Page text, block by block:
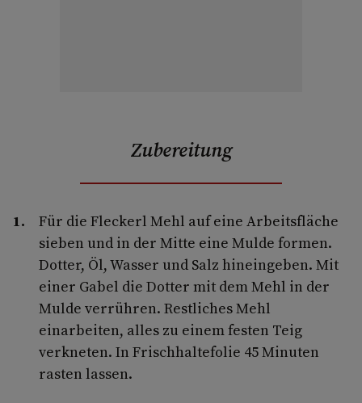
Zubereitung
Für die Fleckerl Mehl auf eine Arbeitsfläche
sieben und in der Mitte eine Mulde formen.
Dotter, Öl, Wasser und Salz hinein­geben. Mit
einer Gabel die Dotter mit dem Mehl in der
Mulde verrühren. Restliches Mehl
einarbeiten, alles zu einem festen Teig
verkneten. In Frischhaltefolie 45 Minuten
rasten lassen.